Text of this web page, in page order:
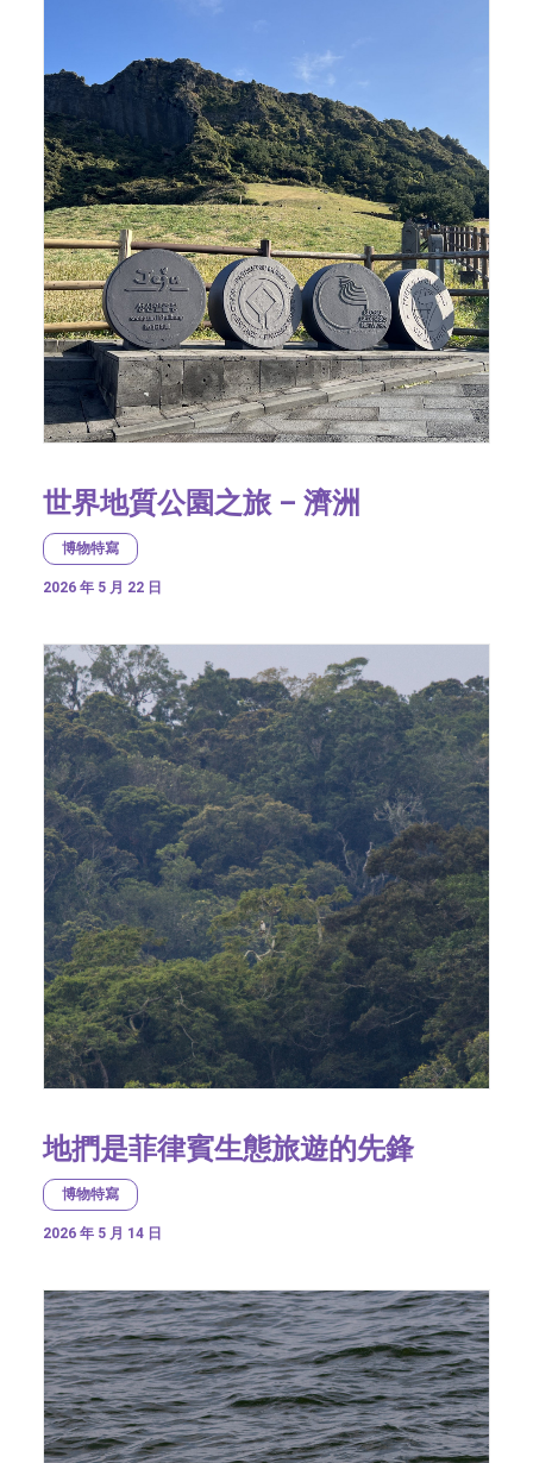
世界地質公園之旅 – 濟洲
博物特寫
2026 年 5 月 22 日
地捫是菲律賓生態旅遊的先鋒
博物特寫
2026 年 5 月 14 日